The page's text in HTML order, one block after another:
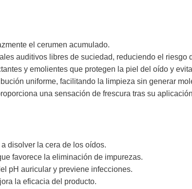
el cerumen acumulado.
auditivos libres de suciedad, reduciendo el riesgo
y emolientes que protegen la piel del oído y
uniforme, facilitando la limpieza sin generar
una sensación de frescura tras su
disolver la cera de los oídos.
favorece la eliminación de impurezas.
pH auricular y previene infecciones.
la eficacia del producto.